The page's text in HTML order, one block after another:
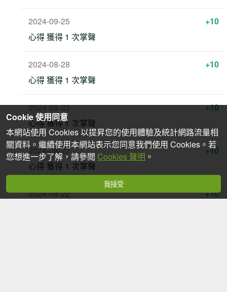
2024-09-25
+10
心得 獲得 1 次掌聲
2024-08-28
+10
心得 獲得 1 次掌聲
2024-08-23
+10
心得 獲得 1 次掌聲
2024-08-22
+10
心得 獲得 1 次掌聲
2024-08-22
+10
Cookie 使用同意
本網站使用 Cookies 以提昇您的使用體驗及統計網路流量相
關資料。繼續使用本網站表示您同意我們使用 Cookies。若
您想進一步了解，請參閱 Cookies 聲明 。
我接受